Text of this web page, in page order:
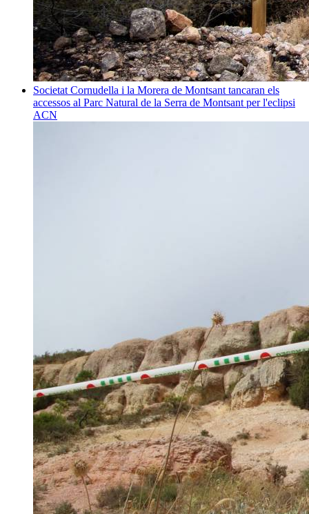
Societat Cornudella i la Morera de Montsant tancaran els
accessos al Parc Natural de la Serra de Montsant per l'eclipsi
ACN